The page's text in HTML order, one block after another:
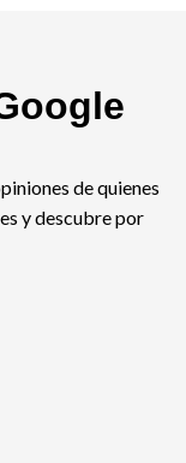
de quienes
y descubre por